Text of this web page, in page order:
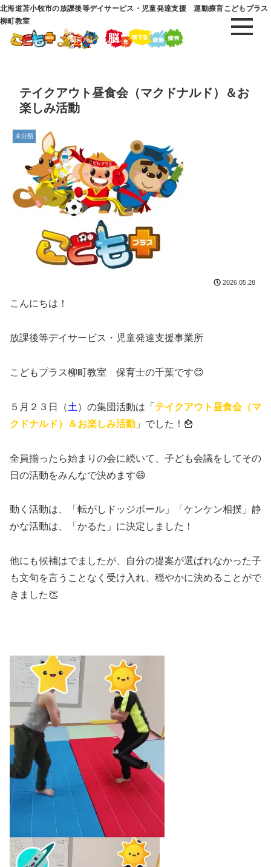
北海道苫小牧市の放課後等デイサービス・児童発達支援 運動療育こどもプラス
柳町教室
テイクアウト昼食会（マクドナルド）＆お
楽しみ活動
未分類
2026.05.28
こんにちは！
放課後等デイサービス・児童発達支援事業所
こどもプラス柳町教室 保育士の千葉です😊
５月２３日（土 ）の集団活動は「 テイクアウト昼食会（マ
クドナルド）＆お楽しみ活動 」でした！🍟
全員揃ったら始まりの会に続いて、子ども会議をしてその
日の活動をみんなで決めます😄
動く活動は、「転がしドッジボール」「ケンケン相撲」静
かな活動は、「かるた」に決定しました！
他にも候補はでましたが、自分の提案が選ばれなかった子
も文句を言うことなく受け入れ、穏やかに決めることがで
きました👏